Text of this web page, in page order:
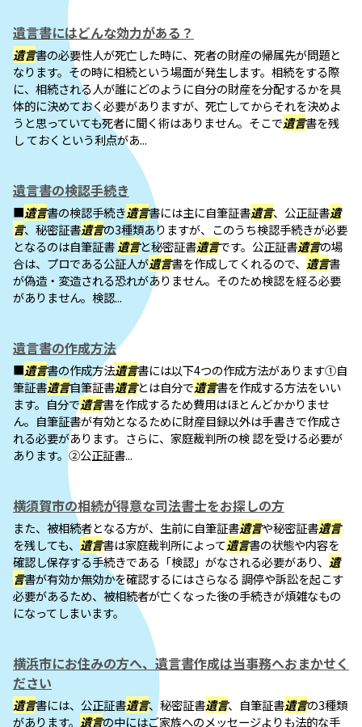
遺言書にはどんな効力がある？
遺言書の必要性人が死亡した時に、死者の財産の帰属先が問題と
なります。その時に相続という場面が発生します。相続をする際
に、相続される人が誰にどのように自分の財産を分配するかを具
体的に決めておく必要がありますが、死亡してからそれを決めよ
うと思っていても死者に聞く術はありません。そこで遺言書を残
し ておくという利点があ...
遺言書の検認手続き
■遺言書の検認手続き遺言書には主に自筆証書遺言、公正証書遺
言、秘密証書遺言の3種類ありますが、このうち検認手続きが必要
となるのは自筆証書遺言と秘密証書遺言です。公正証書遺言の場
合は、プロである公証人が遺言書を作成してくれるので、 遺言書
が偽造・変造される恐れがありません。そのため検認を経る必要
がありません。検認...
遺言書の作成方法
■遺言書の作成方法遺言書には以下4つの作成方法があります①自
筆証書遺言自筆証書遺言とは自分で遺言書を作成する方法をいい
ます。自分で遺言書を作成するため費用はほとんどかかりませ
ん。自筆証書が有効となるために財産目録以外は手書きで作成さ
れる必要があります。さらに、家庭裁判所の検 認を受ける必要が
あります。②公正証書...
横須賀市の相続が得意な司法書士をお探しの方
また、被相続者となる方が、生前に自筆証書遺言や秘密証書遺言
を残しても、 遺言書は家庭裁判所によって遺言書の状態や内容を
確認し保存する手続きである「検認」がなされる必要があり、 遺
言書が有効か無効かを確認するにはさらなる 調停や訴訟を起こす
必要があるため、被相続者が亡くなった後の手続きが煩雑なもの
になってしまいます。
横浜市にお住みの方へ、遺言書作成は当事務へおまかせく
ださい
遺言書には、公正証書遺言、秘密証書遺言、自筆証書遺言の3種類
があります。 遺言の中にはご家族へのメッセージよりも法的な手